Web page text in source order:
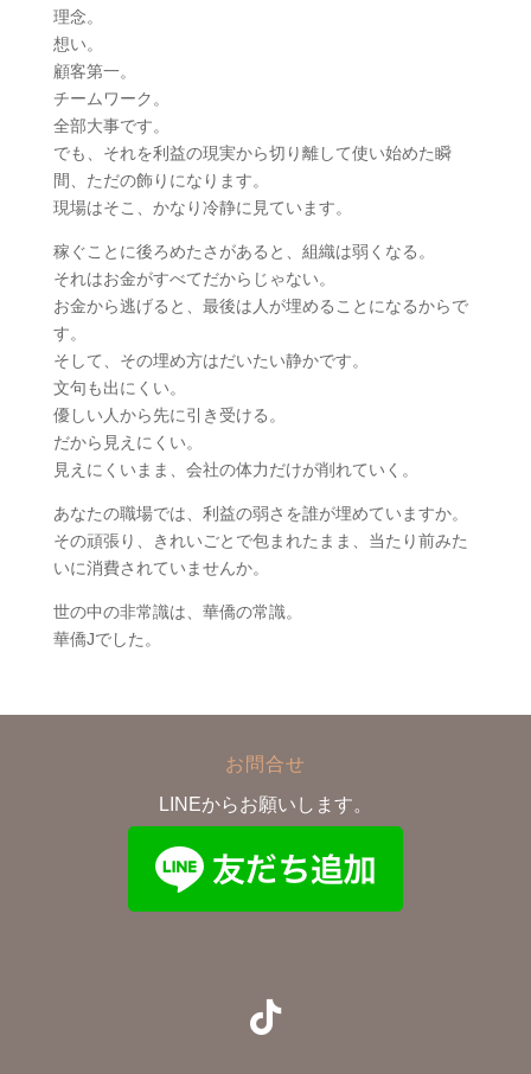
理念。
想い。
顧客第一。
チームワーク。
全部大事です。
でも、それを利益の現実から切り離して使い始めた瞬
間、ただの飾りになります。
現場はそこ、かなり冷静に見ています。
稼ぐことに後ろめたさがあると、組織は弱くなる。
それはお金がすべてだからじゃない。
お金から逃げると、最後は人が埋めることになるからで
す。
そして、その埋め方はだいたい静かです。
文句も出にくい。
優しい人から先に引き受ける。
だから見えにくい。
見えにくいまま、会社の体力だけが削れていく。
あなたの職場では、利益の弱さを誰が埋めていますか。
その頑張り、きれいごとで包まれたまま、当たり前みた
いに消費されていませんか。
世の中の非常識は、華僑の常識。
華僑Jでした。
お問合せ
LINEからお願いします。
